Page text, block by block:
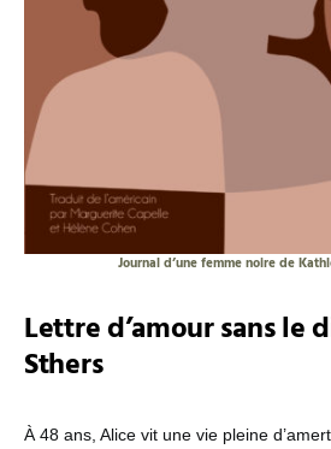
Journal d’une femme noire de
Lettre d’amour sans le
Sthers
À 48 ans, Alice vit une vie pleine